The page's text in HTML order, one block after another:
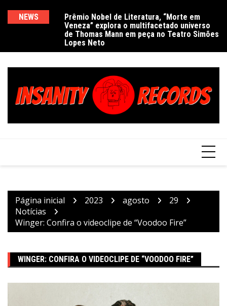
NEWS
Prêmio Nobel de Literatura, “Morte em
Veneza” explora o multifacetado universo
de Thomas Mann em peça no Teatro Simões
Lopes Neto
Página inicial 2023 agosto
29
Notícias
Winger: Confira o videoclipe de “Voodoo Fire”
WINGER: CONFIRA O VIDEOCLIPE DE “VOODOO FIRE”